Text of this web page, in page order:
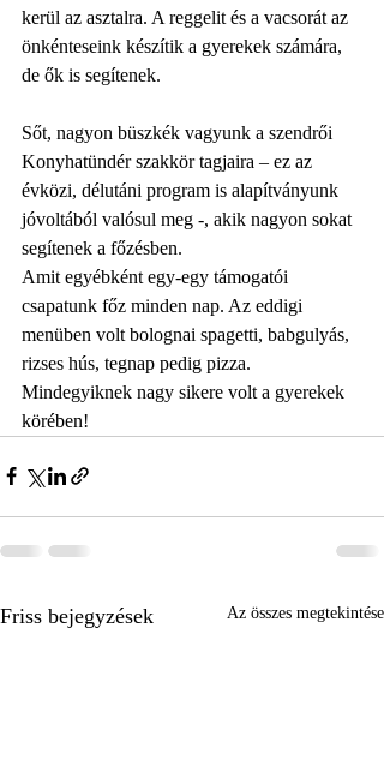
kerül az asztalra. A reggelit és a vacsorát az
önkénteseink készítik a gyerekek számára,
de ők is segítenek.
Sőt, nagyon büszkék vagyunk a szendrői
Konyhatündér szakkör tagjaira – ez az
évközi, délutáni program is alapítványunk
jóvoltából valósul meg -, akik nagyon sokat
segítenek a főzésben.
Amit egyébként egy-egy támogatói
csapatunk főz minden nap. Az eddigi
menüben volt bolognai spagetti, babgulyás,
rizses hús, tegnap pedig pizza.
Mindegyiknek nagy sikere volt a gyerekek
körében!
Friss bejegyzések Az összes megtekintése